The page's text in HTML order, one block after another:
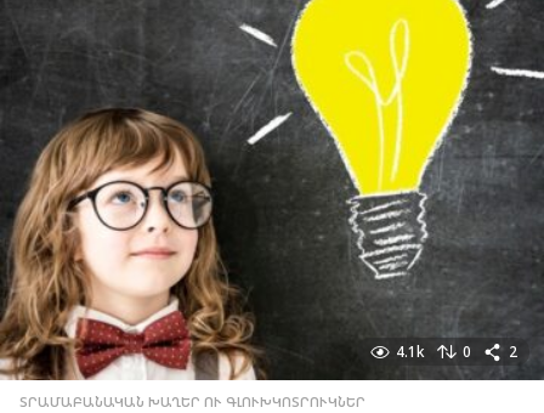
4.1k 0 2
ՏՐԱՄԱԲԱՆԱԿԱՆ ԽԱՂԵՐ ՈՒ ԳԼՈՒԽԿՈՏՐՈՒԿՆԵՐ